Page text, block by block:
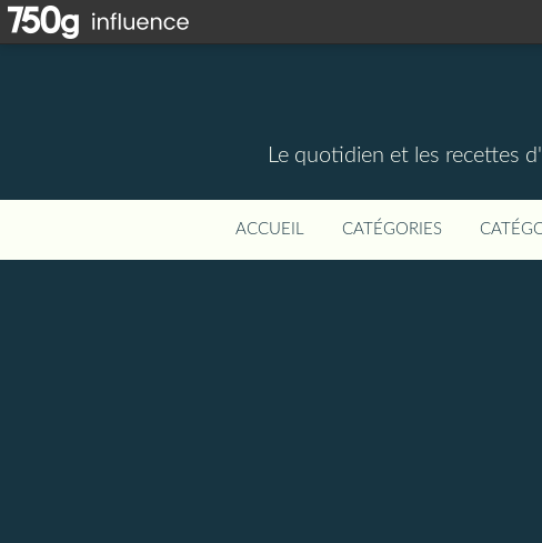
Le quotidien et les recettes
ACCUEIL CATÉGORIES